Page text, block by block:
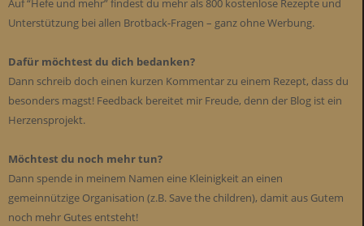
Auf “Hefe und mehr” findest du mehr als 800 kostenlose Rezepte und
Unterstützung bei allen Brotback-Fragen – ganz ohne Werbung.
Dafür möchtest du dich bedanken?
Dann schreib doch einen kurzen Kommentar zu einem Rezept, dass du
besonders magst! Feedback bereitet mir Freude, denn der Blog ist ein
Herzensprojekt.
Möchtest du noch mehr tun?
Dann spende in meinem Namen eine Kleinigkeit an einen
gemeinnützige Organisation (z.B. Save the children), damit aus Gutem
noch mehr Gutes entsteht!